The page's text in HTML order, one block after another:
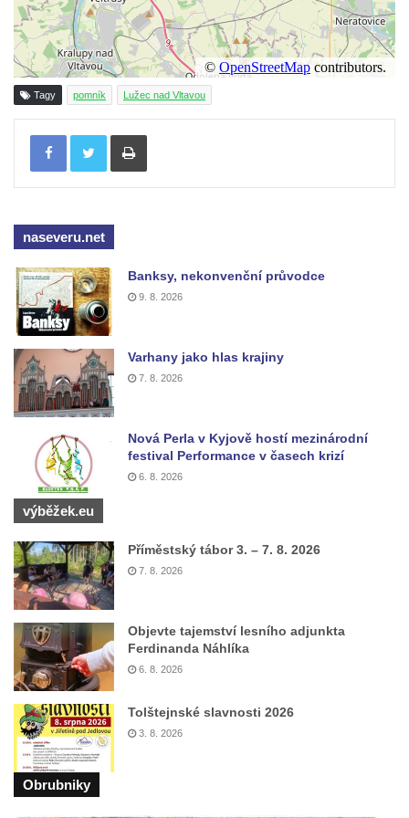
Kenotaf Pepiho Meisela na hřbitově v
Dolním Podluží
Kenotaf Leopolda Malata na hřbitově v
Dolním Podluží
Dolním Podluží
Kenotaf Heinricha Klause na hřbitově v
Dolním Podluží
Podluží
Pomník obětem 1. světové války na
židovském hřbitově v Mostě
Hrob Aloise Podrábského na hřbitově v
Pamětní deska Miroslava Švice na domě
čp. 43 v Lužci nad Vltavou
máje v Lužci nad Vltavou
Pomník obětem válek v ulici 1. máje v Lužci
nad Vltavou
Hrob Vladislava Neumana v Hostíně u
Vojkovic
Pomník obětem válek před hřbitovem v
Hostíně u Vojkovic
Kenotaf Václava Floriána na hřbitově v
Lužci nad Vltavou
Kenotaf Miloslava Švice na hřbitově v Lužci
nad Vltavou
Hrob Václava Kufnera na hřbitově v Lužci
nad Vltavou
Pomník vojákům Rudé armády na hřbitově
Tagy pomník Lužec nad Vltavou
Tisknout
naseveru.net
Banksy, nekonvenční průvodce
9. 8. 2026
Varhany jako hlas krajiny
7. 8. 2026
Nová Perla v Kyjově hostí mezinárodní
festival Performance v časech krizí
6. 8. 2026
výběžek.eu
Příměstský tábor 3. – 7. 8. 2026
7. 8. 2026
Objevte tajemství lesního adjunkta
Ferdinanda Náhlíka
6. 8. 2026
Tolštejnské slavnosti 2026
3. 8. 2026
Obrubniky